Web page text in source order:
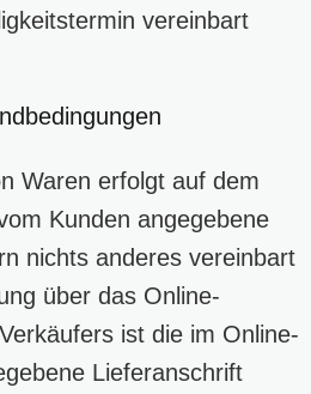
vereinbart
Waren erfolgt auf dem
Kunden angegebene
nichts anderes vereinbart
über das Online-
ist die im Online-
Lieferanschrift